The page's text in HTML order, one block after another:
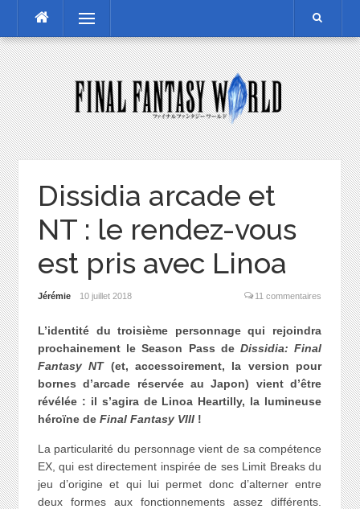
content
Menu
Dissidia arcade et
NT : le rendez-vous
est pris avec Linoa
Jérémie 10 juillet 2018 11 commentaires
L’identité du troisième personnage qui rejoindra
prochainement le Season Pass de Dissidia: Final
Fantasy NT(et, accessoirement, la version pour
bornes d’arcade réservée au Japon) vient d’être
révélée : il s’agira de Linoa Heartilly, la lumineuse
héroïne de Final Fantasy VIII!
La particularité du personnage vient de sa compétence
EX, qui est directement inspirée de ses Limit Breaks du
jeu d’origine et qui lui permet donc d’alterner entre
deux formes aux fonctionnements assez différents.